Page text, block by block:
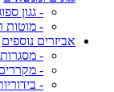
- גגון
- מוטות
אביזרים נוספים
-
-
-